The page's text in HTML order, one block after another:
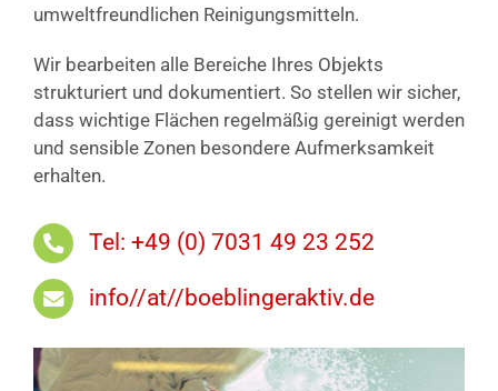
umweltfreundlichen Reinigungsmitteln.
Wir bearbeiten alle Bereiche Ihres Objekts
strukturiert und dokumentiert. So stellen wir sicher,
dass wichtige Flächen regelmäßig gereinigt werden
und sensible Zonen besondere Aufmerksamkeit
erhalten.
Tel: +49 (0) 7031 49 23 252
info//at//boeblingeraktiv.de